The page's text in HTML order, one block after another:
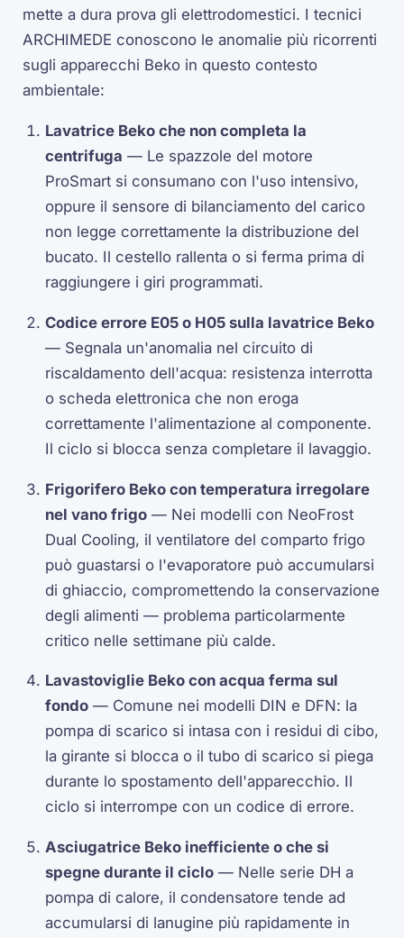
mette a dura prova gli elettrodomestici. I tecnici
ARCHIMEDE conoscono le anomalie più ricorrenti
sugli apparecchi Beko in questo contesto
ambientale:
Lavatrice Beko che non completa la
centrifuga — Le spazzole del motore
ProSmart si consumano con l'uso intensivo,
oppure il sensore di bilanciamento del carico
non legge correttamente la distribuzione del
bucato. Il cestello rallenta o si ferma prima di
raggiungere i giri programmati.
Codice errore E05 o H05 sulla lavatrice Beko
— Segnala un'anomalia nel circuito di
riscaldamento dell'acqua: resistenza interrotta
o scheda elettronica che non eroga
correttamente l'alimentazione al componente.
Il ciclo si blocca senza completare il lavaggio.
Frigorifero Beko con temperatura irregolare
nel vano frigo — Nei modelli con NeoFrost
Dual Cooling, il ventilatore del comparto frigo
può guastarsi o l'evaporatore può accumularsi
di ghiaccio, compromettendo la conservazione
degli alimenti — problema particolarmente
critico nelle settimane più calde.
Lavastoviglie Beko con acqua ferma sul
fondo — Comune nei modelli DIN e DFN: la
pompa di scarico si intasa con i residui di cibo,
la girante si blocca o il tubo di scarico si piega
durante lo spostamento dell'apparecchio. Il
ciclo si interrompe con un codice di errore.
Asciugatrice Beko inefficiente o che si
spegne durante il ciclo — Nelle serie DH a
pompa di calore, il condensatore tende ad
accumularsi di lanugine più rapidamente in